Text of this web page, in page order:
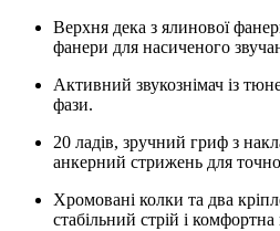
Верхня дека з ялинової
фанери для насиченого
Активний звукознімач із
фази.
20 ладів, зручний гриф з
анкерний стрижень для
Хромовані колки та два
стабільний стрій і комфортна